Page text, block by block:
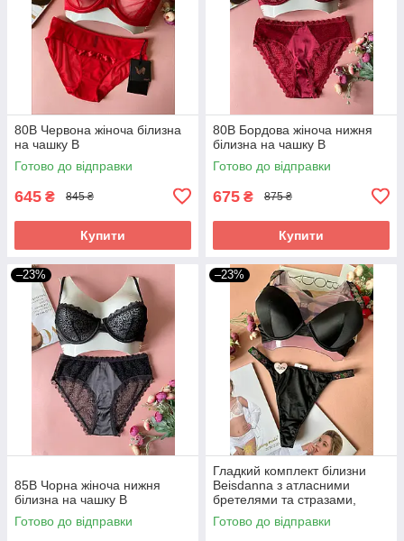
80B Червона жіноча білизна
на чашку В
Готово до відправки
645 ₴ 845 ₴
Купити
80В Бордова жіноча нижня
білизна на чашку В
Готово до відправки
675 ₴ 875 ₴
Купити
–23%
85В Чорна жіноча нижня
білизна на чашку В
Готово до відправки
–23%
Гладкий комплект білизни
Beisdanna з атласними
бретелями та стразами,
чашка B чорний
Готово до відправки